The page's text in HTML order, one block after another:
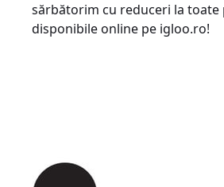
sărbătorim cu reduceri la toate
disponibile online pe igloo.ro!